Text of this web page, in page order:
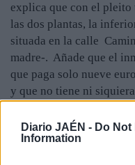
Diario JAÉN - Do Not
Information
explica que con el pleito
las dos plantas, la
situada en la calle
madre-. Añade que el
que paga solo nueve
y que no tiene ni
un foco de suciedad y
vecinos están